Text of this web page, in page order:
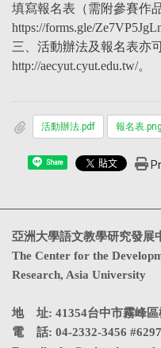
填寫報名表（需附參賽作
https://forms.gle/
三、活動辦法及報名表亦
http://aecyut.cyut.edu.tw/。
活動辦法.pdf 報名表.png
Share
亞洲大學語文教學研究發展
The Center for the
Research, Asia University
地 址: 41354台中市霧峰區
電 話: 04-2332-3456